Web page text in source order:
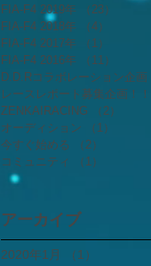
FIA-F4 2019年
（23）
FIA-F4 2018年
（4）
FIA-F4 2017年
（1）
FIA-F4 2016年
（11）
D.D.Rコラボレーション企画
レースレポート募集企画！！
ZENKAIRACING
（2）
オーディション
（1）
今すぐ始める
（2）
コミュニティ
（1）
アーカイブ
2020年1月 （1）